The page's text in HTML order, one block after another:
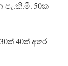
50ක
40ත් අතර